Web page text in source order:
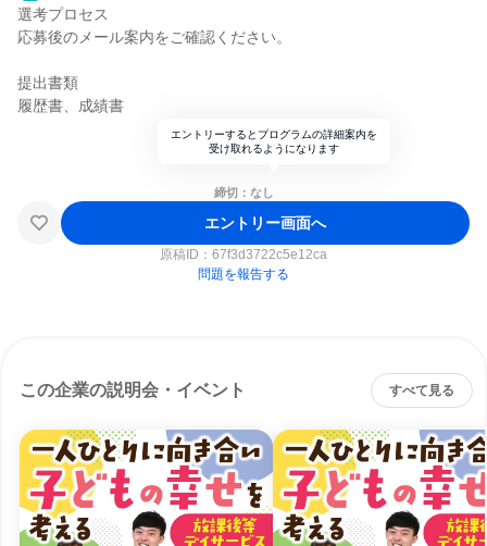
選考プロセス
応募後のメール案内をご確認ください。
提出書類
履歴書、成績書
エントリーするとプログラムの詳細案内を
受け取れるようになります
締切：なし
エントリー画面へ
原稿ID： 67f3d3722c5e12ca
問題を報告する
この企業の説明会・イベント すべて見る